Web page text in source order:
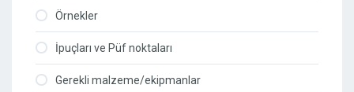
Örnekler
İpuçları ve Püf noktaları
Gerekli malzeme/ekipmanlar